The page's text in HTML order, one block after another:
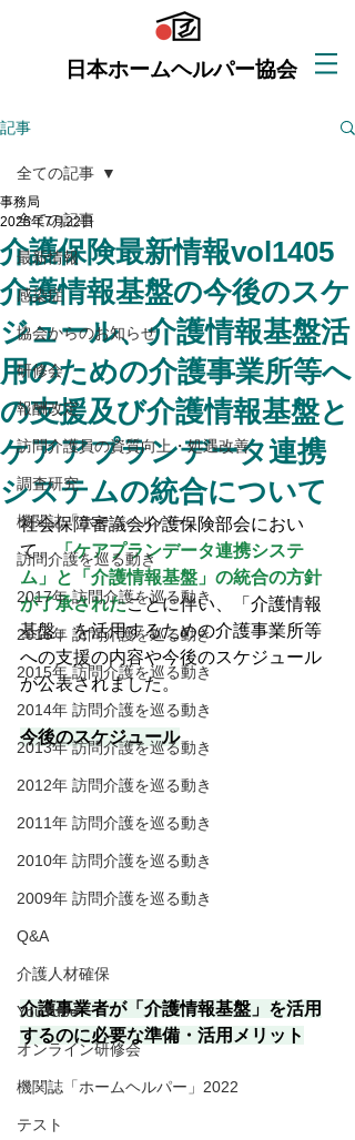
日本ホームヘルパー協会
記事
全ての記事
最新情報
感染症
協会からのお知らせ
研修会
報酬改定
訪問介護員の資質向上・処遇改善
調査研究
機関誌「ホームヘルパー」
訪問介護を巡る動き
2017年 訪問介護を巡る動き
2016年 訪問介護を巡る動き
2015年 訪問介護を巡る動き
2014年 訪問介護を巡る動き
2013年 訪問介護を巡る動き
2012年 訪問介護を巡る動き
2011年 訪問介護を巡る動き
2010年 訪問介護を巡る動き
2009年 訪問介護を巡る動き
Q&A
介護人材確保
YouTube
オンライン研修会
機関誌「ホームヘルパー」2022
テスト
全ての記事
介護保険最新情報vol1405
介護情報基盤の今後のスケ
ジュール、介護情報基盤活
用のための介護事業所等へ
の支援及び介護情報基盤と
ケアアプランデータ連携
システムの統合について
事務局
2025年7月22日
社会保障審議会介護保険部会におい
て、「ケアプランデータ連携システ
ム」と「介護情報基盤」の統合の方針
が了承されたことに伴い、「介護情報
基盤」を活用するための介護事業所等
への支援の内容や今後のスケジュール
が公表されました。
今後のスケジュール
介護事業者が「介護情報基盤」を活用
するのに必要な準備・活用メリット